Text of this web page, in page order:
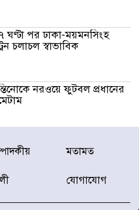
ঘণ্টা পর ঢাকা-ময়মনসিংহ
চলাচল স্বাভাবিক
নরওয়ে ফুটবল প্রধানের
বৃষ্টির সতর্কবার্তা, ১০
পূর্বাভাস
মতামত
যোগাযোগ